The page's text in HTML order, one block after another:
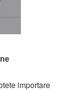
importare